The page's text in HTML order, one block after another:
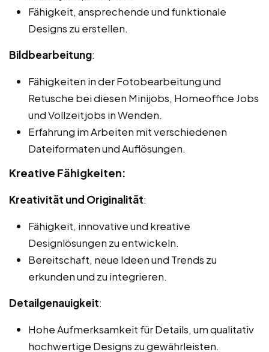
Fähigkeit, ansprechende und funktionale
Designs zu erstellen.
Bildbearbeitung:
Fähigkeiten in der Fotobearbeitung und
Retusche bei diesen Minijobs, Homeoffice Jobs
und Vollzeitjobs in Wenden.
Erfahrung im Arbeiten mit verschiedenen
Dateiformaten und Auflösungen.
Kreative Fähigkeiten:
Kreativität und Originalität:
Fähigkeit, innovative und kreative
Designlösungen zu entwickeln.
Bereitschaft, neue Ideen und Trends zu
erkunden und zu integrieren.
Detailgenauigkeit:
Hohe Aufmerksamkeit für Details, um qualitativ
hochwertige Designs zu gewährleisten.